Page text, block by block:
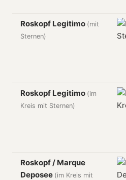
Roskopf Legitimo (mit
Sternen)
Roskopf Legitimo (im
Kreis mit Sternen)
Roskopf / Marque
Deposee (im Kreis mit